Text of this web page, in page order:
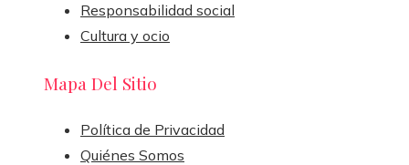
Responsabilidad social
Cultura y ocio
Mapa Del Sitio
Política de Privacidad
Quiénes Somos